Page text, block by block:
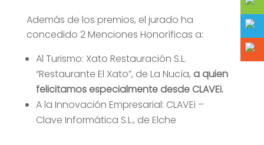
Además de los premios, el jurado ha
concedido 2 Menciones Honoríficas a:
Al Turismo: Xato Restauración S.L.
“Restaurante El Xato”, de La Nucía, a quien
felicitamos especialmente desde CLAVEi.
A la Innovación Empresarial: CLAVEi –
Clave Informática S.L., de Elche